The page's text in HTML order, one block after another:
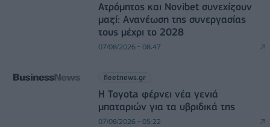
Ατρόμητος και Novibet συνεχίζουν
μαζί: Ανανέωση της συνεργασίας
τους μέχρι το 2028
07/08/2026 - 08:47
fleetnews.gr
Η Toyota φέρνει νέα γενιά
μπαταριών για τα υβριδικά της
07/08/2026 - 05:22